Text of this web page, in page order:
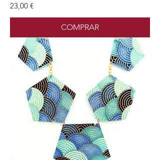
Preu
23,00 €
COMPRAR